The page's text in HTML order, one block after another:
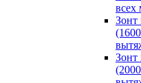
всех